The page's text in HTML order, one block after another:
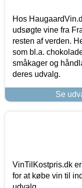
Hos
udsøgte vine fra
resten af verden.
som bl.a.
småkager og
deres udvalg.
Se
VinTilKostpris.dk
for at købe vin til